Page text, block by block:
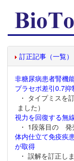
訂正記事（一覧）
非糖尿病患者腎機
プラセボ差引0.7抑
・ タイプミスを
ました）
視力を回復する無
・ 1段落目の
体内仕立て免疫疾
が取得
・ 誤解を訂正し